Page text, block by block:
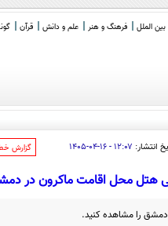
بین الملل فرهنگ و هنر علم و دانش قرآن
انتشار: ۱۲:۰۷ - ۱۶-۰۴-۱۴۰۵ ‌گزارش
هتل محل اقامت ماکرون در
دمشق را مشاهده کنید.